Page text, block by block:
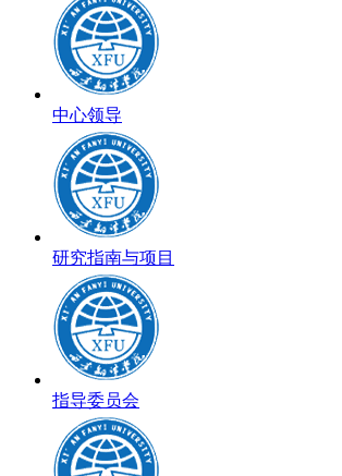
中心领导
研究指南与项目
指导委员会